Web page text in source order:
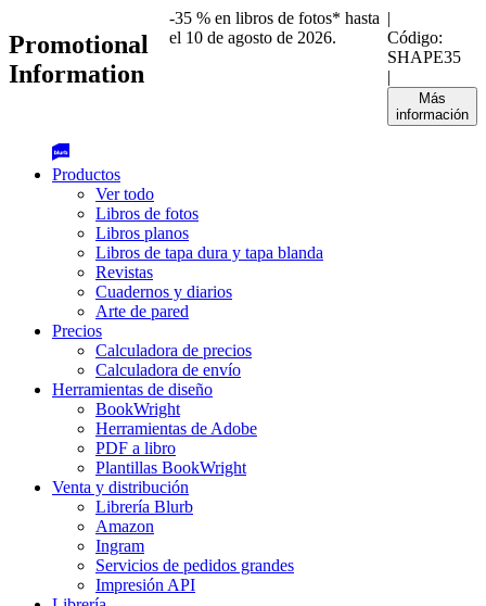
Promotional
Information
-35 % en libros de fotos* hasta
el 10 de agosto de 2026.
|
Código:
SHAPE35
|
Más
información
Productos
Ver todo
Libros de fotos
Libros planos
Libros de tapa dura y tapa blanda
Revistas
Cuadernos y diarios
Arte de pared
Precios
Calculadora de precios
Calculadora de envío
Herramientas de diseño
BookWright
Herramientas de Adobe
PDF a libro
Plantillas BookWright
Venta y distribución
Librería Blurb
Amazon
Ingram
Servicios de pedidos grandes
Impresión API